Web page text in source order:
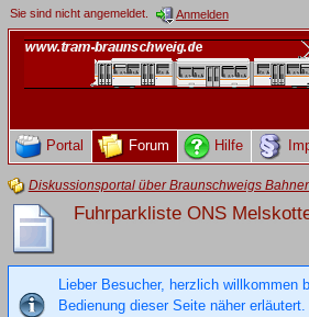
Sie sind nicht angemeldet. Anmelden
Portal Forum Hilfe
Diskussionsportal über Braunschweigs
Fuhrparkliste ONS
Lieber Besucher, herzlich
Bedienung dieser Seite näher